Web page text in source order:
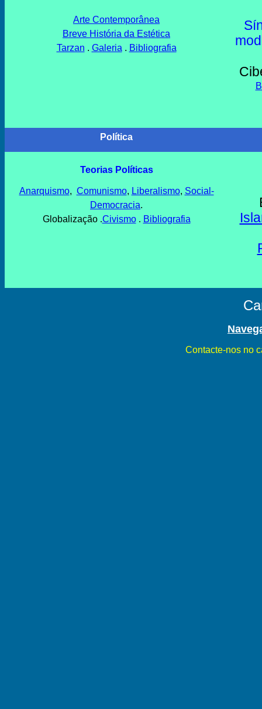
Arte Contemporânea
Breve História da Estética
Tarzan . Galeria . Bibliografia
Política
Teorias Políticas
Anarquismo, Comunismo, Liberalismo, Social-
Democracia.
Globalização.Civismo. Bibliografia
Contacte-nos no